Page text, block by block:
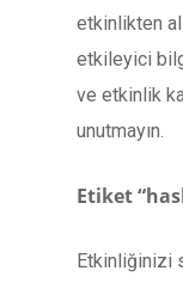
etkinlikten
etkileyici
ve etkinlik
unutmayın.
Etiket
Etkinliğinizi